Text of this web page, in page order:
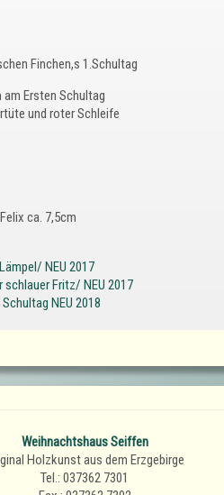
Finchen,s 1.Schultag
am Ersten Schultag
und roter Schleife
ca. 7,5cm
NEU 2017
Fritz/ NEU 2017
NEU 2018
Weihnachtshaus Seiffen
Holzkunst aus dem Erzgebirge
Tel.: 037362 7301